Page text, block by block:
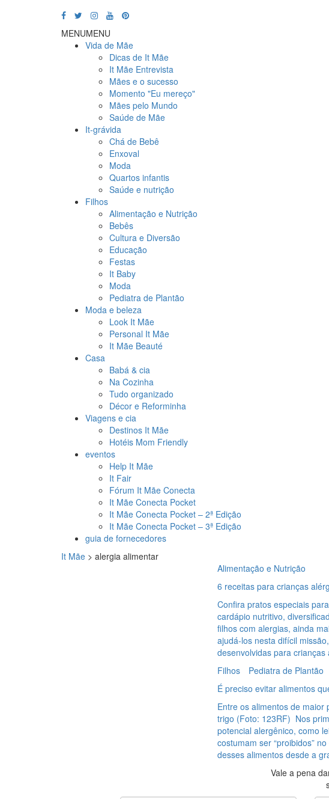
MENUMENU
Vida de Mãe
Dicas de It Mãe
It Mãe Entrevista
Mães e o sucesso
Momento "Eu mereço"
Mães pelo Mundo
Saúde de Mãe
It-grávida
Chá de Bebê
Enxoval
Moda
Quartos infantis
Saúde e nutrição
Filhos
Alimentação e Nutrição
Bebês
Cultura e Diversão
Educação
Festas
It Baby
Moda
Pediatra de Plantão
Moda e beleza
Look It Mãe
Personal It Mãe
It Mãe Beauté
Casa
Babá & cia
Na Cozinha
Tudo organizado
Décor e Reforminha
Viagens e cia
Destinos It Mãe
Hotéis Mom Friendly
eventos
Help It Mãe
It Fair
Fórum It Mãe Conecta
It Mãe Conecta Pocket
It Mãe Conecta Pocket – 2ª Edição
It Mãe Conecta Pocket – 3ª Edição
guia de fornecedores
It Mãe > alergia alimentar
Alimentação e Nutrição
6 receitas para crianças
Confira pratos especiais
cardápio nutritivo,
filhos com alergias, ainda
ajudá-los nesta difícil
desenvolvidas para
Filhos
Pediatra de Plantão
É preciso evitar alimentos
Entre os alimentos de
trigo (Foto: 123RF) Nos
potencial alergênico, como
costumam ser “proibidos”
desses alimentos desde a
Vale a pena